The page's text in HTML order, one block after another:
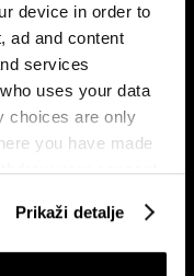
device in order to
ad and content
services
uses your data
choices are only
you have made
your consent
Prikaži detalje
milijarderska klasa